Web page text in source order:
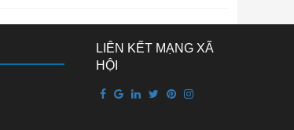
LIÊN KẾT MẠNG XÃ
HỘI